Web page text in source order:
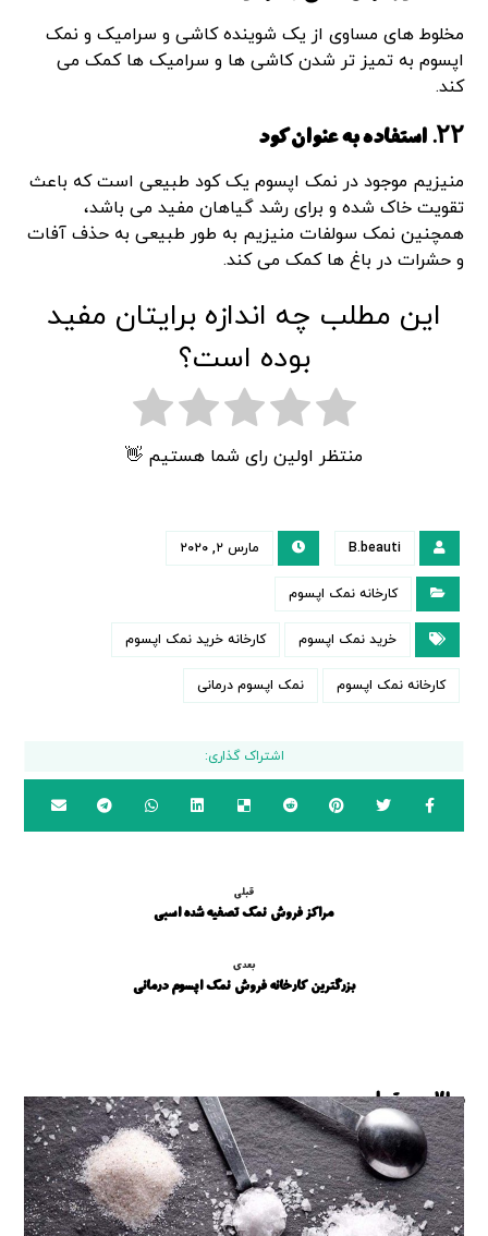
مخلوط های مساوی از یک شوینده کاشی و سرامیک و نمک
اپسوم به تمیز تر شدن کاشی ها و سرامیک ها کمک می
کند.
۲۲. استفاده به عنوان کود
منیزیم موجود در نمک اپسوم یک کود طبیعی است که باعث
تقویت خاک شده و برای رشد گیاهان مفید می باشد،
همچنین نمک سولفات منیزیم به طور طبیعی به حذف آفات
و حشرات در باغ ها کمک می کند.
این مطلب چه اندازه برایتان مفید
بوده است؟
منتظر اولین رای شما هستیم 👋
B.beauti مارس ۲, ۲۰۲۰
کارخانه نمک اپسوم
خرید نمک اپسوم کارخانه خرید نمک اپسوم
کارخانه نمک اپسوم نمک اپسوم درمانی
قبلی
مراکز فروش نمک تصفیه شده اسبی
بعدی
بزرگترین کارخانه فروش نمک اپسوم درمانی
مطالب مرتبط ...